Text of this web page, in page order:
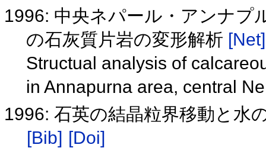
1996: 中央ネパール・アンナプ
の石灰質片岩の変形解析 [Net]
Structual analysis of
in Annapurna area, central
1996: 石英の結晶粒界移動と水
[Bib] [Doi]